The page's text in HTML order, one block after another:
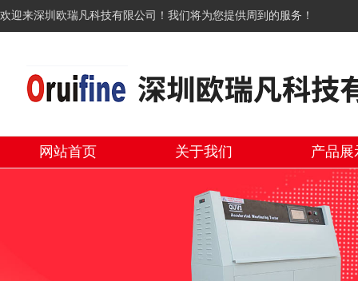
欢迎来深圳欧瑞凡科技有限公司！我们将为您提供周到的服务！
网站首页 关于我们 产品展